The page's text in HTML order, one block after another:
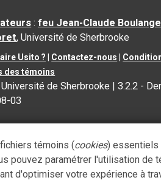
:feu Jean-Claude
, Université de Sherbrooke
Usito ? Contactez-nous
des témoins
Université de Sherbrooke |3.2.2 -
03
témoins (cookies) essentiels
pouvez paramétrer l'utilisation de
d'optimiser votre expérience à